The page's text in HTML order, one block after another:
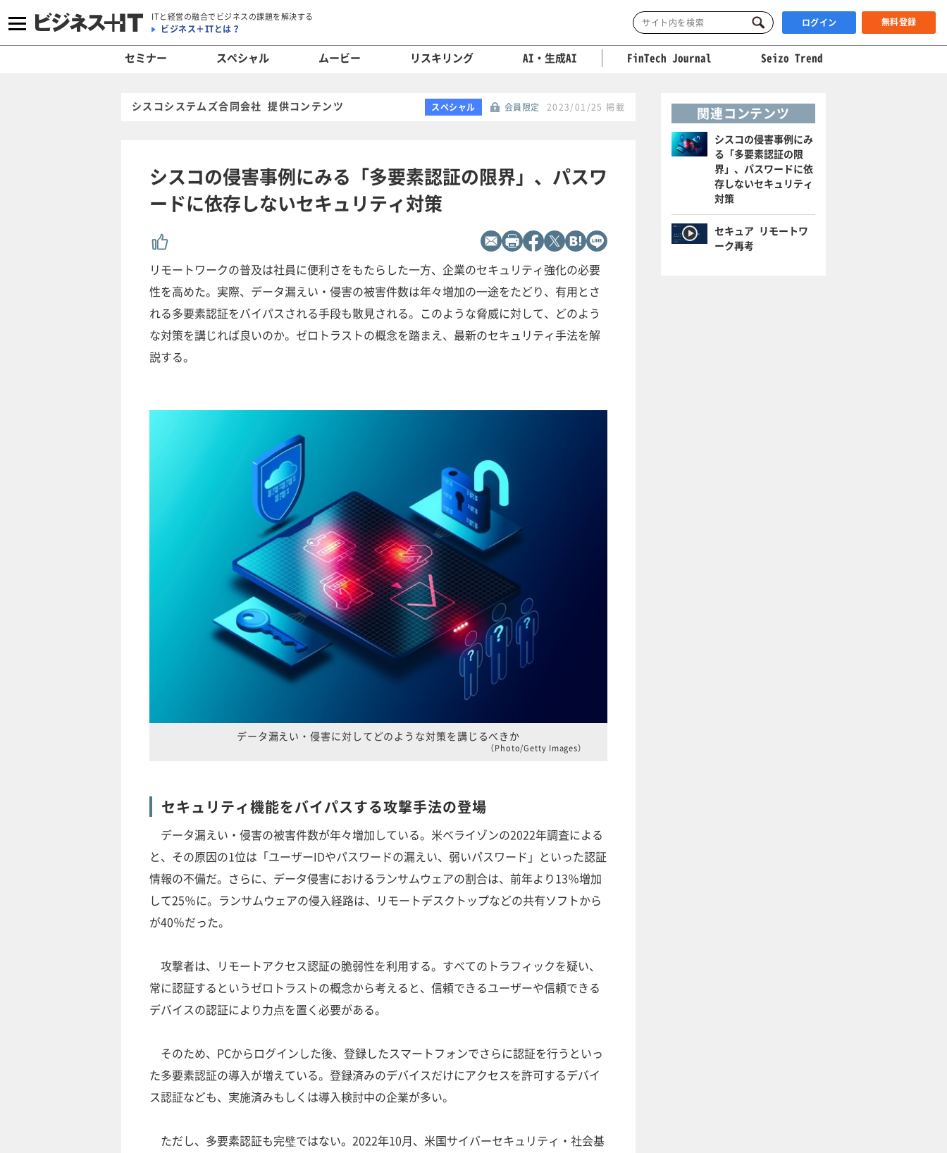
ITと経営の融合でビジネスの課題を解決する
ビジネス＋ITとは？ ログイン 無料登録
セミナー スペシャル ムービー リスキリング AI・生成AI FinTech Journal Seizo Trend
シスコシステムズ合同会社 提供コンテンツ スペシャル 会員限定 2023/01/25 掲載
シスコの侵害事例にみる「多要素認証の限界」、パスワ
ードに依存しないセキュリティ対策
リモートワークの普及は社員に便利さをもたらした一方、企業のセキュリティ強化の必要
性を高めた。実際、データ漏えい・侵害の被害件数は年々増加の一途をたどり、有用とさ
れる多要素認証をバイパスされる手段も散見される。このような脅威に対して、どのよう
な対策を講じれば良いのか。ゼロトラストの概念を踏まえ、最新のセキュリティ手法を解
説する。
データ漏えい・侵害に対してどのような対策を講じるべきか
（Photo/Getty Images）
セキュリティ機能をバイパスする攻撃手法の登場
データ漏えい・侵害の被害件数が年々増加している。米ベライゾンの2022年調査による
と、その原因の1位は「ユーザーIDやパスワードの漏えい、弱いパスワード」といった認証
情報の不備だ。さらに、データ侵害におけるランサムウェアの割合は、前年より13％増加
して25％に。ランサムウェアの侵入経路は、リモートデスクトップなどの共有ソフトから
が40％だった。
攻撃者は、リモートアクセス認証の脆弱性を利用する。すべてのトラフィックを疑い、
常に認証するというゼロトラストの概念から考えると、信頼できるユーザーや信頼できる
デバイスの認証により力点を置く必要がある。
そのため、PCからログインした後、登録したスマートフォンでさらに認証を行うといっ
た多要素認証の導入が増えている。登録済みのデバイスだけにアクセスを許可するデバイ
ス認証なども、実施済みもしくは導入検討中の企業が多い。
ただし、多要素認証も完璧ではない。2022年10月、米国サイバーセキュリティ・社会基
関連コンテンツ
シスコの侵害事例にみ
る「多要素認証の限
界」、パスワードに依
存しないセキュリティ
対策
セキュア リモートワ
ーク再考